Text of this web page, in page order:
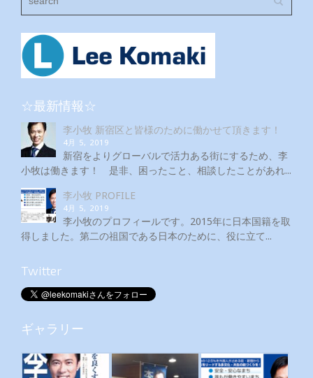
☆最新情報☆
李小牧 新宿区と皆様のために働かせて頂きます！
4月 5, 2019
新宿をよりグローバルで活力ある街にするため、李
小牧は働きます！ 是非、困ったこと、相談したことがあれ...
李小牧 PROFILE
4月 5, 2019
李小牧のプロフィールです。2015年に日本国籍を取
得しました。第二の祖国である日本のために、役に立て...
Twitter
ギャラリー